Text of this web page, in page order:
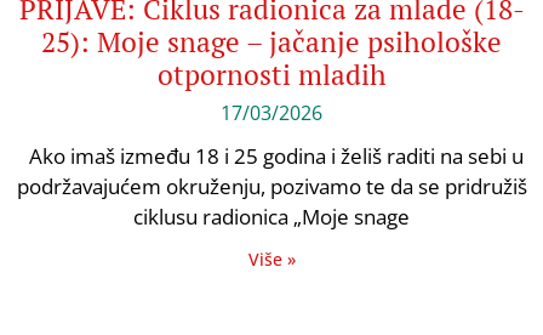
PRIJAVE: Ciklus radionica za mlade (18-
25): Moje snage – jačanje psihološke
otpornosti mladih
17/03/2026
Ako imaš između 18 i 25 godina i želiš raditi na sebi u
podržavajućem okruženju, pozivamo te da se pridružiš
ciklusu radionica „Moje snage
Više »